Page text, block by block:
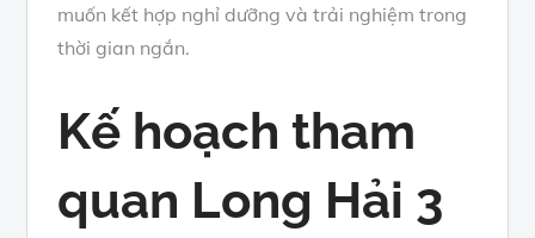
muốn kết hợp nghỉ dưỡng và trải nghiệm trong
thời gian ngắn.
Kế hoạch tham
quan Long Hải 3